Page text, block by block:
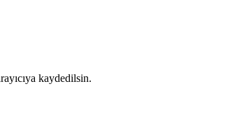
kaydedilsin.